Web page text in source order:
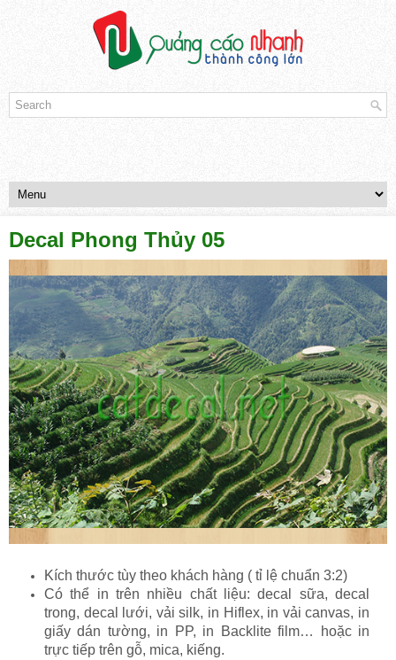
Decal Phong Thủy 05
Kích thước tùy theo khách hàng ( tỉ lệ chuẩn 3:2)
Có thể in trên nhiều chất liệu: decal sữa, decal
trong, decal lưới, vải silk, in Hiflex, in vải canvas, in
giấy dán tường, in PP, in Backlite film… hoặc in
trực tiếp trên gỗ, mica, kiếng.